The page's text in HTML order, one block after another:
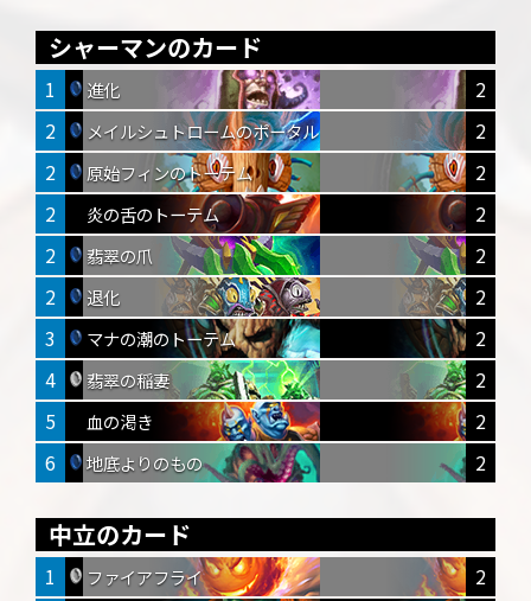
シャーマンのカード
1 進化
2
2
メイルシュトロームのポータル
2
2
原始フィンのトーテム
2
2
炎の舌のトーテム
2
2
翡翠の爪
2
2
退化
2
3
マナの潮のトーテム
2
4
翡翠の稲妻
2
5
血の渇き
2
6
地底よりのもの 2
中立のカード
1 ファイアフライ
2